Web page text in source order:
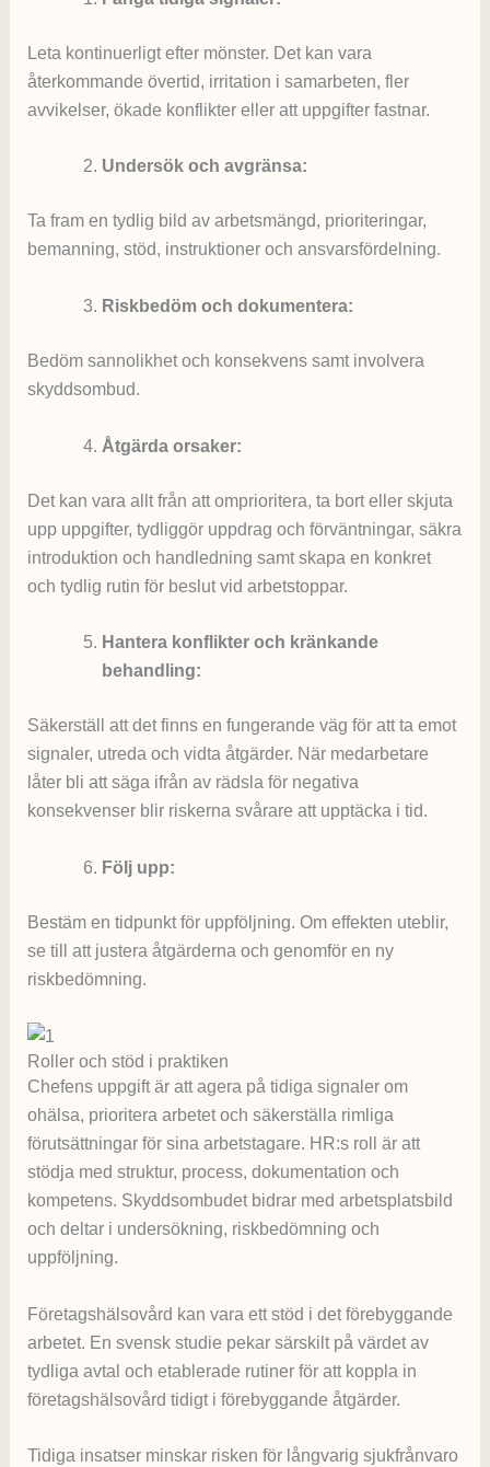
Leta kontinuerligt efter mönster. Det kan vara
återkommande övertid, irritation i samarbeten, fler
avvikelser, ökade konflikter eller att uppgifter fastnar.
Undersök och avgränsa:
Ta fram en tydlig bild av arbetsmängd, prioriteringar,
bemanning, stöd, instruktioner och ansvarsfördelning.
Riskbedöm och dokumentera:
Bedöm sannolikhet och konsekvens samt involvera
skyddsombud.
Åtgärda orsaker:
Det kan vara allt från att omprioritera, ta bort eller skjuta
upp uppgifter, tydliggör uppdrag och förväntningar, säkra
introduktion och handledning samt skapa en konkret
och tydlig rutin för beslut vid arbetstoppar.
Hantera konflikter och kränkande
behandling:
Säkerställ att det finns en fungerande väg för att ta emot
signaler, utreda och vidta åtgärder. När medarbetare
låter bli att säga ifrån av rädsla för negativa
konsekvenser blir riskerna svårare att upptäcka i tid.
Följ upp:
Bestäm en tidpunkt för uppföljning. Om effekten uteblir,
se till att justera åtgärderna och genomför en ny
riskbedömning.
Roller och stöd i praktiken
Chefens uppgift är att agera på tidiga signaler om
ohälsa, prioritera arbetet och säkerställa rimliga
förutsättningar för sina arbetstagare. HR:s roll är att
stödja med struktur, process, dokumentation och
kompetens. Skyddsombudet bidrar med arbetsplatsbild
och deltar i undersökning, riskbedömning och
uppföljning.
Företagshälsovård kan vara ett stöd i det förebyggande
arbetet. En svensk studie pekar särskilt på värdet av
tydliga avtal och etablerade rutiner för att koppla in
företagshälsovård tidigt i förebyggande åtgärder.
Tidiga insatser minskar risken för långvarig sjukfrånvaro